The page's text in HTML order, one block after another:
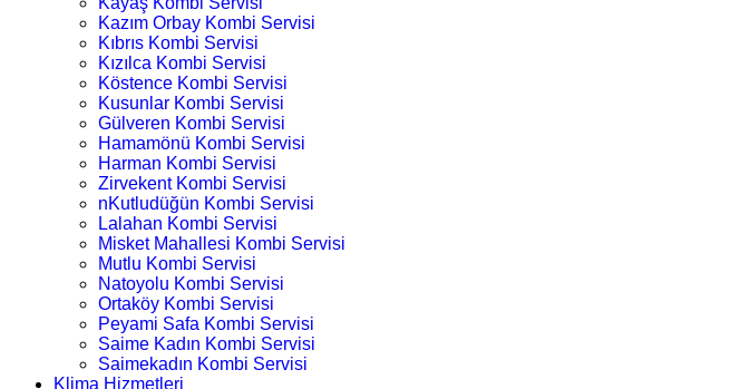
Kazım Orbay Kombi Servisi
Kıbrıs Kombi Servisi
Kızılca Kombi Servisi
Köstence Kombi Servisi
Kusunlar Kombi Servisi
Gülveren Kombi Servisi
Hamamönü Kombi Servisi
Harman Kombi Servisi
Zirvekent Kombi Servisi
nKutludüğün Kombi Servisi
Lalahan Kombi Servisi
Misket Mahallesi Kombi Servisi
Mutlu Kombi Servisi
Natoyolu Kombi Servisi
Ortaköy Kombi Servisi
Peyami Safa Kombi Servisi
Saime Kadın Kombi Servisi
Saimekadın Kombi Servisi
Klima Hizmetleri